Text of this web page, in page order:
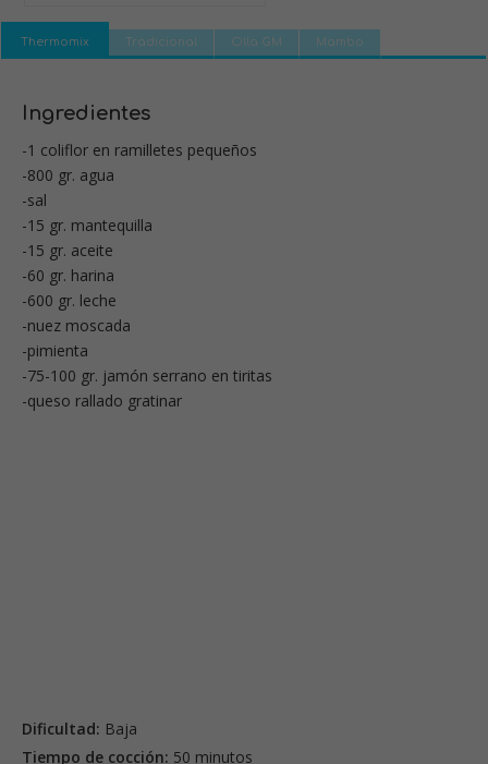
Thermomix Tradicional Olla GM Mambo
Ingredientes
-1 coliflor en ramilletes pequeños
-800 gr. agua
-sal
-15 gr. mantequilla
-15 gr. aceite
-60 gr. harina
-600 gr. leche
-nuez moscada
-pimienta
-75-100 gr. jamón serrano en tiritas
-queso rallado gratinar
Dificultad: Baja
Tiempo de cocción: 50 minutos